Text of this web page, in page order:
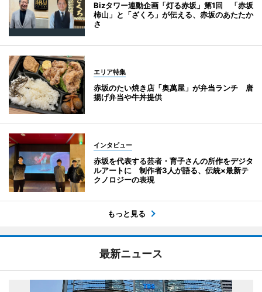
Bizタワー連動企画「灯る赤坂」第1回 「赤坂
柿山」と「ざくろ」が伝える、赤坂のあたたか
さ
エリア特集
赤坂のたい焼き店「奥萬屋」が弁当ランチ 唐
揚げ弁当や牛丼提供
インタビュー
赤坂を代表する芸者・育子さんの所作をデジタ
ルアートに 制作者3人が語る、伝統×最新テ
クノロジーの表現
もっと見る
最新ニュース